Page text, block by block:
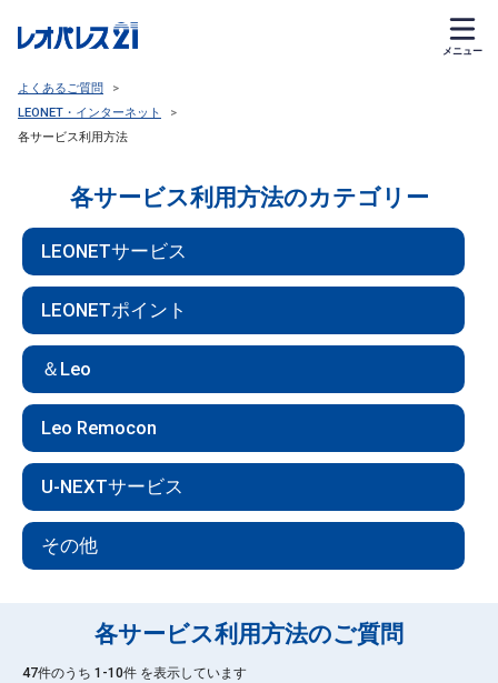
メニュー
よくあるご質問
>
LEONET・インターネット
>
各サービス利用方法
各サービス利用方法のカテゴリー
LEONETサービス
LEONETポイント
＆Leo
Leo Remocon
U-NEXTサービス
その他
各サービス利用方法のご質問
47件のうち 1-10件 を表示しています